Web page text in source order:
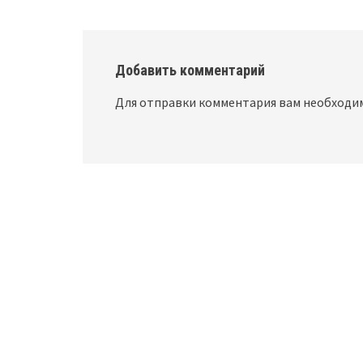
Добавить комментарий
Для отправки комментария вам